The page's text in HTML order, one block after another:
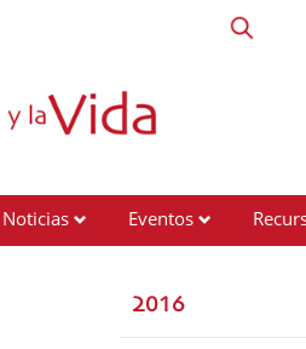
Noticias Eventos
2016